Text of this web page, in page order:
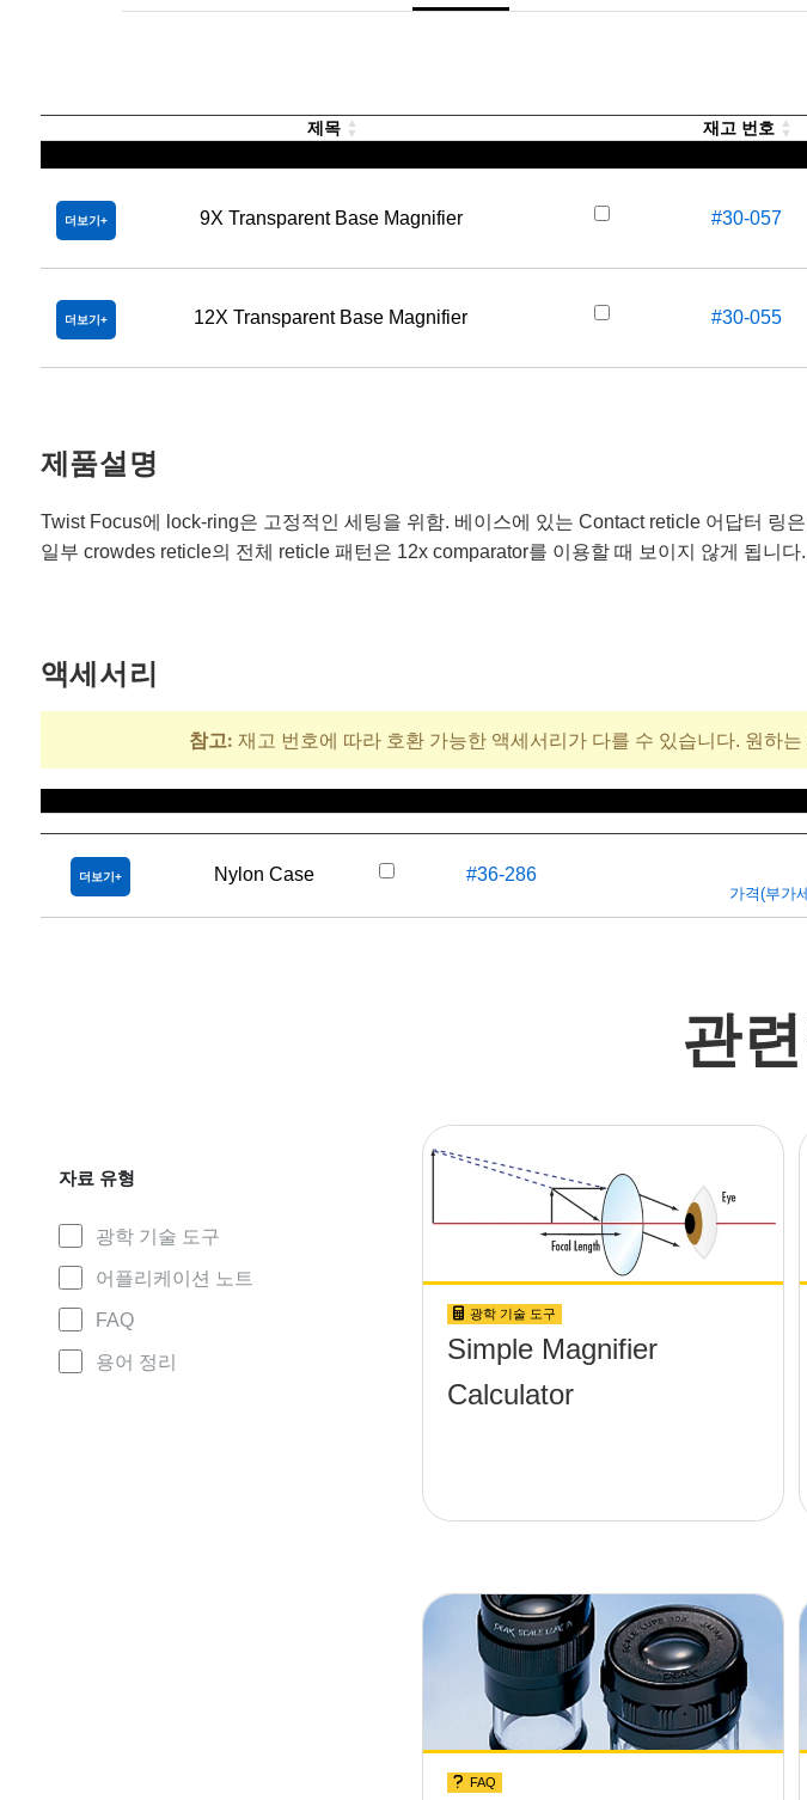
제목 재고 번호
더보기 9X Transparent Base Magnifier #30-057
더보기 12X Transparent Base Magnifier #30-055
제품설명
Twist Focus에 lock-ring은 고정적인 세팅을 위함. 베이스에 있는 Contact reticle 어답터 링
일부 crowdes reticle의 전체 reticle 패턴은 12x comparator를 이용할 때 보이지 않게 됩니
액세서리
참고: 재고 번호에 따라 호환 가능한 액세서리가 다를 수 있습니다. 원하
더보기 Nylon Case #36-286
가격(부가
관
자료 유형
광학 기술 도구
어플리케이션 노트
FAQ
용어 정리
광학 기술 도구
Simple Magnifier
Calculator
FAQ